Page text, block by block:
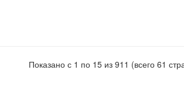
Показано с 1 по 15 из 911 (всего 61